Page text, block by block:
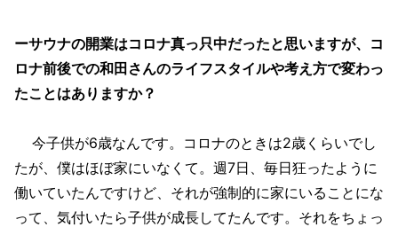
ーサウナの開業はコロナ真っ只中だったと思いますが、コ
ロナ前後での和田さんのライフスタイルや考え方で変わっ
たことはありますか？
今子供が6歳なんです。コロナのときは2歳くらいでし
たが、僕はほぼ家にいなくて。週7日、毎日狂ったように
働いていたんですけど、それが強制的に家にいることにな
って、気付いたら子供が成長してたんです。それをちょっ